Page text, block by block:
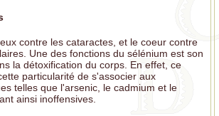
contre les cataractes, et le coeur contre
Une des fonctions du sélénium est son
la détoxification du corps. En effet, ce
particularité de s'associer aux
telles que l'arsenic, le cadmium et le
ainsi inoffensives.